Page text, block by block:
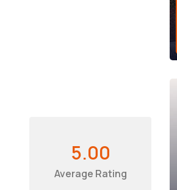
5.00
Average Rating